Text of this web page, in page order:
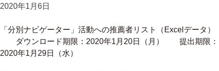
2020年1月6日
「分別ナビゲーター」活動への推薦者リスト（Excelデータ）
ダウンロード期限：2020年1月20日（月） 提出期限：
2020年1月29日（水）